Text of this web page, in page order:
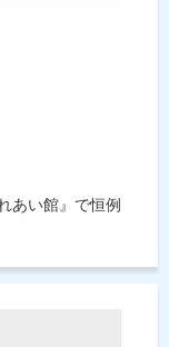
あい館』で恒例